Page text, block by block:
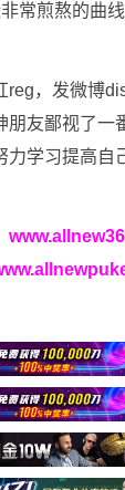
常煎熬的曲
reg，发微博
朋友鄙视了一
力学习提高自